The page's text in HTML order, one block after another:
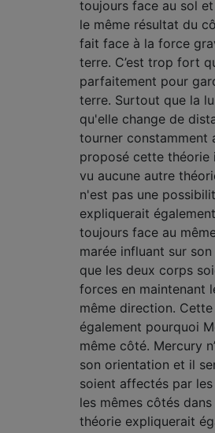
toujours face au sol
le même résultat du
fait face à la force
terre. C’est trop fort
parfaitement pour
terre. Surtout que la
qu'elle change de
tourner constamment
proposé cette théorie
vu aucune autre
n'est pas une
expliquerait
toujours face au
marée influant sur
que les deux corps
forces en maintenant
même direction.
également pourquoi
même côté. Mercury
son orientation et il
soient affectés par
les mêmes côtés
théorie expliquerait